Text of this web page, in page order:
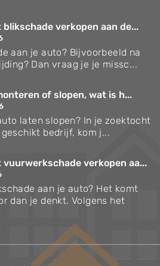
verkopen aan de...
aan je auto? Bijvoorbeeld na
Dan vraag je je missc...
of slopen, wat is h...
laten slopen? In je zoektocht
bedrijf, kom j...
vuurwerkschade verkopen aa...
aan je auto? Het komt
dan je denkt. Volgens het